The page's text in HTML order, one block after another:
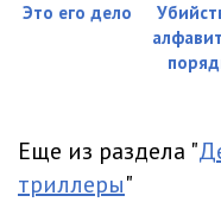
Это его дело
Еще из раздела "
триллеры"